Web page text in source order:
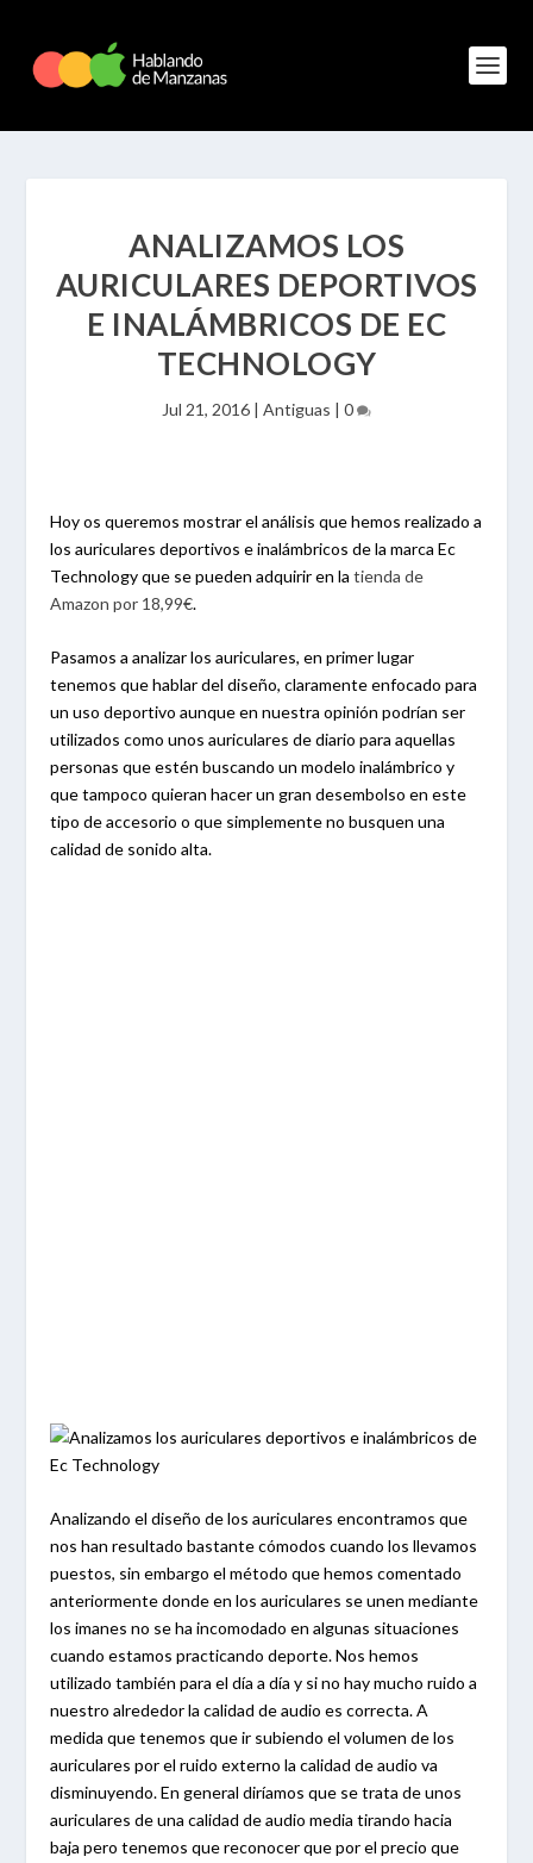
ANALIZAMOS LOS
AURICULARES DEPORTIVOS
E INALÁMBRICOS DE EC
TECHNOLOGY
Jul 21, 2016 | Antiguas | 0
Hoy os queremos mostrar el análisis que hemos realizado a
los auriculares deportivos e inalámbricos de la marca Ec
Technology que se pueden adquirir en latienda de
Amazon por 18,99€.
Pasamos a analizar los auriculares, en primer lugar
tenemos que hablar del diseño, claramente enfocado para
un uso deportivo aunque en nuestra opinión podrían ser
utilizados como unos auriculares de diario para aquellas
personas que estén buscando un modelo inalámbrico y
que tampoco quieran hacer un gran desembolso en este
tipo de accesorio o que simplemente no busquen una
calidad de sonido alta.
Analizando el diseño de los auriculares encontramos que
nos han resultado bastante cómodos cuando los llevamos
puestos, sin embargo el método que hemos comentado
anteriormente donde en los auriculares se unen mediante
los imanes no se ha incomodado en algunas situaciones
cuando estamos practicando deporte. Nos hemos
utilizado también para el día a día y si no hay mucho ruido a
nuestro alrededor la calidad de audio es correcta. A
medida que tenemos que ir subiendo el volumen de los
auriculares por el ruido externo la calidad de audio va
disminuyendo. En general diríamos que se trata de unos
auriculares de una calidad de audio media tirando hacia
baja pero tenemos que reconocer que por el precio que